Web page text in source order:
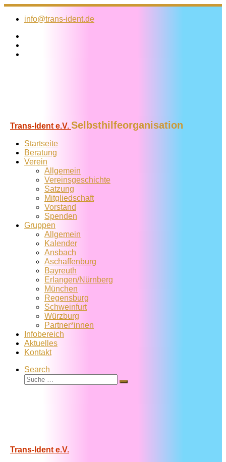
Zum
Inhalt
info@trans-ident.de
Trans-Ident e.V. Selbsthilfeorganisation
Startseite
Beratung
Verein
Allgemein
Vereins­geschichte
Satzung
Mitglied­schaft
Vorstand
Spenden
Gruppen
Allgemein
Kalender
Ansbach
Aschaffenburg
Bayreuth
Erlangen/Nürnberg
München
Regensburg
Schweinfurt
Würzburg
Partner*innen
Infobereich
Aktuelles
Kontakt
Search
Suche
Suche
Trans-Ident e.V.